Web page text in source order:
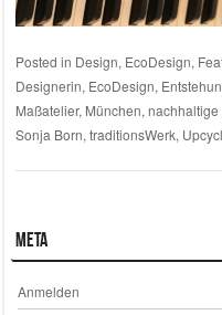
Posted in Design, EcoDesign,
Designerin, EcoDesign,
Maßatelier, München,
Sonja Born, traditionsWerk,
Meta
Anmelden